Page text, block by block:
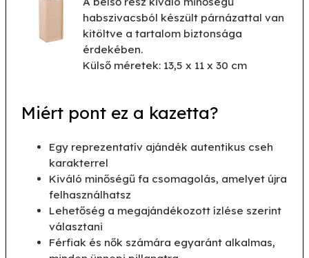
habszivacsból készült párnázattal van
kitöltve a tartalom biztonsága
érdekében.
Külső méretek: 13,5 x 11 x 30 cm
Miért pont ez a kazetta?
Egy reprezentatív ajándék autentikus cseh
karakterrel
Kiváló minőségű fa csomagolás, amelyet újra
felhasználhatsz
Lehetőség a megajándékozott ízlése szerint
választani
Férfiak és nők számára egyaránt alkalmas,